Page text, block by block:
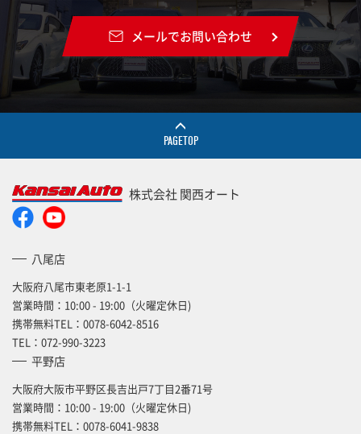
メールでお問い合わせ
PAGETOP
株式会社 関西オート
八尾店
大阪府八尾市東老原1-1-1
営業時間：10:00 - 19:00（火曜定休日)
携帯無料TEL： 0078-6042-8516
TEL： 072-990-3223
平野店
大阪府大阪市平野区長吉出戸7丁目2番71号
営業時間：10:00 - 19:00（火曜定休日)
携帯無料TEL： 0078-6041-9838